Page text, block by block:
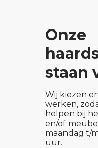
Onze
staan
Wij kiezen
werken,
helpen bij
en/of
maandag t/
uur.